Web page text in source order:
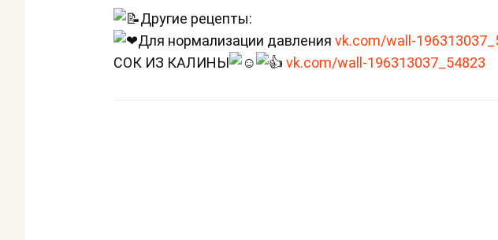
Другие рецепты:
Для нормализации давления vk.com/wall-
СОК ИЗ КАЛИНЫ
vk.com/wall-196313037_54823